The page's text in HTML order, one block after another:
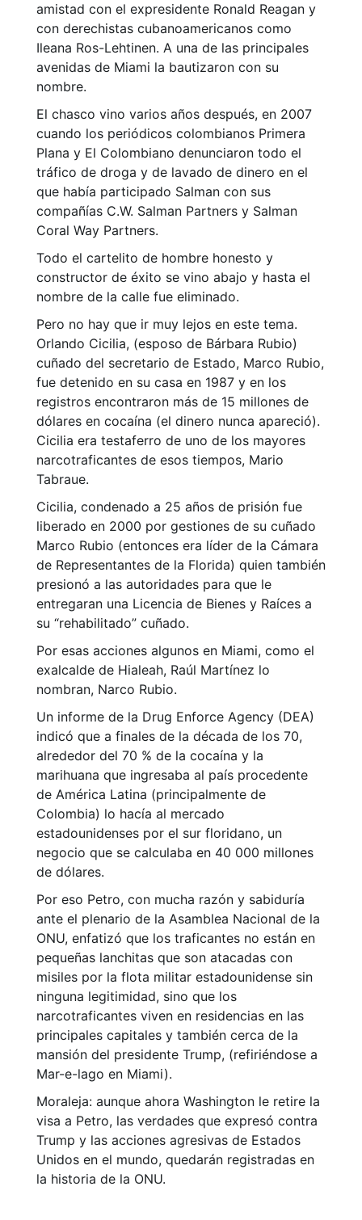
amistad con el expresidente Ronald Reagan y
con derechistas cubanoamericanos como
Ileana Ros-Lehtinen. A una de las principales
avenidas de Miami la bautizaron con su
nombre.
El chasco vino varios años después, en 2007
cuando los periódicos colombianos Primera
Plana y El Colombiano denunciaron todo el
tráfico de droga y de lavado de dinero en el
que había participado Salman con sus
compañías C.W. Salman Partners y Salman
Coral Way Partners.
Todo el cartelito de hombre honesto y
constructor de éxito se vino abajo y hasta el
nombre de la calle fue eliminado.
Pero no hay que ir muy lejos en este tema.
Orlando Cicilia, (esposo de Bárbara Rubio)
cuñado del secretario de Estado, Marco Rubio,
fue detenido en su casa en 1987 y en los
registros encontraron más de 15 millones de
dólares en cocaína (el dinero nunca apareció).
Cicilia era testaferro de uno de los mayores
narcotraficantes de esos tiempos, Mario
Tabraue.
Cicilia, condenado a 25 años de prisión fue
liberado en 2000 por gestiones de su cuñado
Marco Rubio (entonces era líder de la Cámara
de Representantes de la Florida) quien también
presionó a las autoridades para que le
entregaran una Licencia de Bienes y Raíces a
su “rehabilitado” cuñado.
Por esas acciones algunos en Miami, como el
exalcalde de Hialeah, Raúl Martínez lo
nombran, Narco Rubio.
Un informe de la Drug Enforce Agency (DEA)
indicó que a finales de la década de los 70,
alrededor del 70 % de la cocaína y la
marihuana que ingresaba al país procedente
de América Latina (principalmente de
Colombia) lo hacía al mercado
estadounidenses por el sur floridano, un
negocio que se calculaba en 40 000 millones
de dólares.
Por eso Petro, con mucha razón y sabiduría
ante el plenario de la Asamblea Nacional de la
ONU, enfatizó que los traficantes no están en
pequeñas lanchitas que son atacadas con
misiles por la flota militar estadounidense sin
ninguna legitimidad, sino que los
narcotraficantes viven en residencias en las
principales capitales y también cerca de la
mansión del presidente Trump, (refiriéndose a
Mar-e-lago en Miami).
Moraleja: aunque ahora Washington le retire la
visa a Petro, las verdades que expresó contra
Trump y las acciones agresivas de Estados
Unidos en el mundo, quedarán registradas en
la historia de la ONU.